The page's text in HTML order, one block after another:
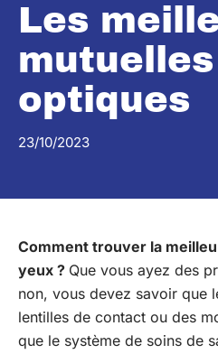
Les
mutuelles
optiques
23/10/2023
Comment trouver la
yeux ? Que vous ayez des
non, vous devez savoir que
lentilles de contact ou des
que le système de soins de